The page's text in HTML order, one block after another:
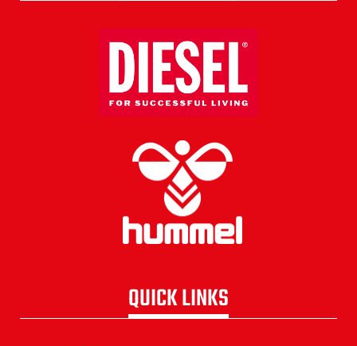
QUICK LINKS